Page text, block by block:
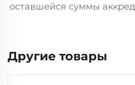
оставшейся суммы
Другие товары